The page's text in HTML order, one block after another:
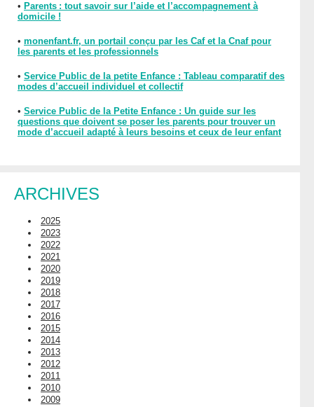
• Parents : tout savoir sur l’aide et l’accompagnement à
domicile !
• monenfant.fr, un portail conçu par les Caf et la Cnaf pour
les parents et les professionnels
• Service Public de la petite Enfance : Tableau comparatif des
modes d’accueil individuel et collectif
• Service Public de la Petite Enfance : Un guide sur les
questions que doivent se poser les parents pour trouver un
mode d’accueil adapté à leurs besoins et ceux de leur enfant
ARCHIVES
2025
2023
2022
2021
2020
2019
2018
2017
2016
2015
2014
2013
2012
2011
2010
2009